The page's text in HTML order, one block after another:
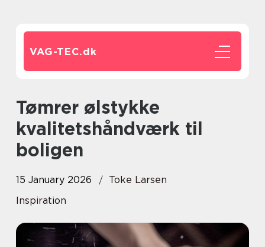
VAG-TEC.dk
Tømrer ølstykke
kvalitetshåndværk til
boligen
15 January 2026
Toke Larsen
Inspiration